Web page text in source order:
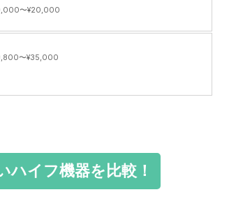
〜¥20,000
〜¥35,000
ハイフ機器を比較！